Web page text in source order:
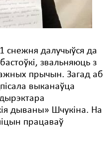
снежня далучыўся да
звальняюць з
прычын. Загад аб
выканаўца
дываны» Шчукіна. На
працаваў